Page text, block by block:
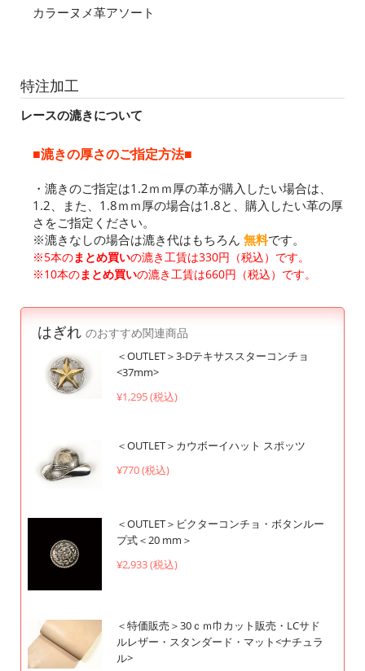
カラーヌメ革アソート
特注加工
レースの漉きについて
■漉きの厚さのご指定方法■
・漉きのご指定は1.2ｍｍ厚の革が購入したい場合は、
1.2、また、1.8ｍｍ厚の場合は1.8と、購入したい革の厚
さをご指定ください。
※漉きなしの場合は漉き代はもちろん 無料です。
※5本のまとめ買いの漉き工賃は330円（税込）です。
※10本のまとめ買いの漉き工賃は660円（税込）です。
はぎれ のおすすめ関連商品
＜OUTLET＞3-Dテキサススターコンチョ
<37mm>
¥1,295 (税込)
＜OUTLET＞カウボーイハット スポッツ
¥770 (税込)
＜OUTLET＞ビクターコンチョ・ボタンルー
プ式＜20 mm＞
¥2,933 (税込)
＜特価販売＞30ｃｍ巾カット販売・LCサド
ルレザー・スタンダード・マット<ナチュラ
ル>